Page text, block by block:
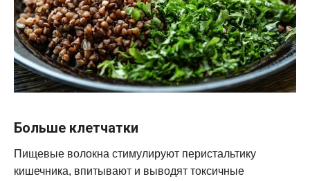
Больше клетчатки
Пищевые волокна стимулируют перистальтику
кишечника, впитывают и выводят токсичные